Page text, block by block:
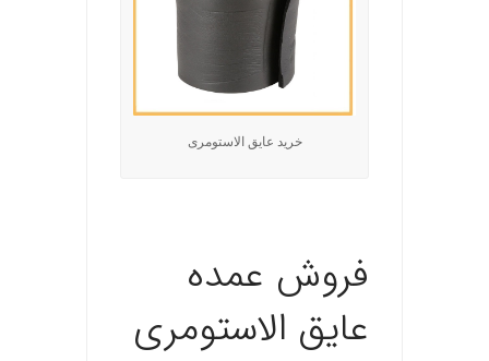
خرید عایق الاستومری
فروش عمده
عایق الاستومری